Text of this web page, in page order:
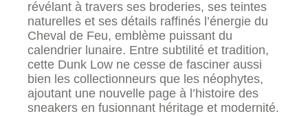
révélant à travers ses broderies, ses teintes
naturelles et ses détails raffinés l’énergie du
Cheval de Feu, emblème puissant du
calendrier lunaire. Entre subtilité et tradition,
cette Dunk Low ne cesse de fasciner aussi
bien les collectionneurs que les néophytes,
ajoutant une nouvelle page à l’histoire des
sneakers en fusionnant héritage et modernité.